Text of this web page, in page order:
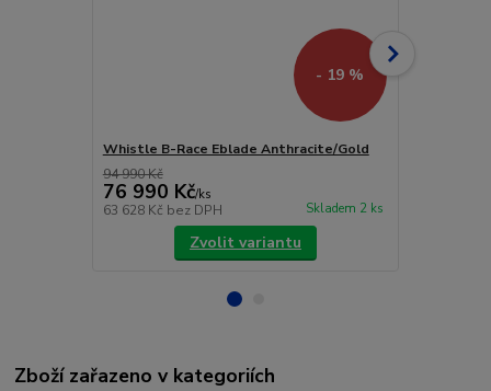
- 19 %
Whistle B-Race Eblade Anthracite/Gold
94 990 Kč
76 990 Kč/ks
63 628 Kč bez DPH Skladem 2 ks
Zvolit variantu
Zboží zařazeno v kategoriích